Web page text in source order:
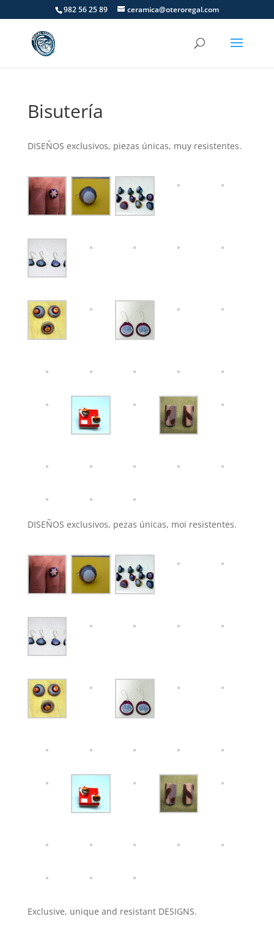
982 56 25 89 ceramica@oteroregal.com
Bisutería
DISEÑOS exclusivos, piezas únicas, muy resistentes.
DISEÑOS exclusivos, pezas únicas, moi resistentes.
Exclusive, unique and resistant DESIGNS.